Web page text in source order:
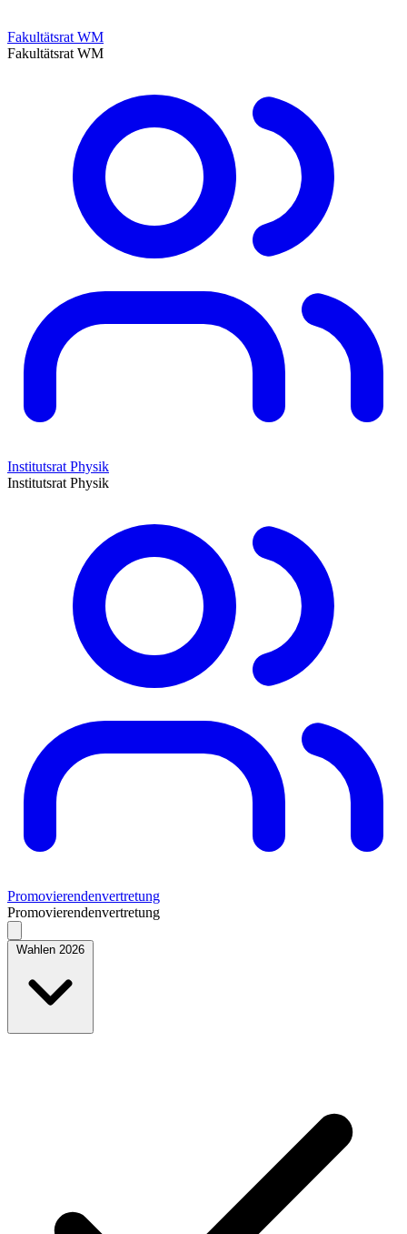
Fakultätsrat WM
Fakultätsrat WM
Institutsrat Physik
Institutsrat Physik
Promovierendenvertretung
Promovierendenvertretung
Wahlen 2026